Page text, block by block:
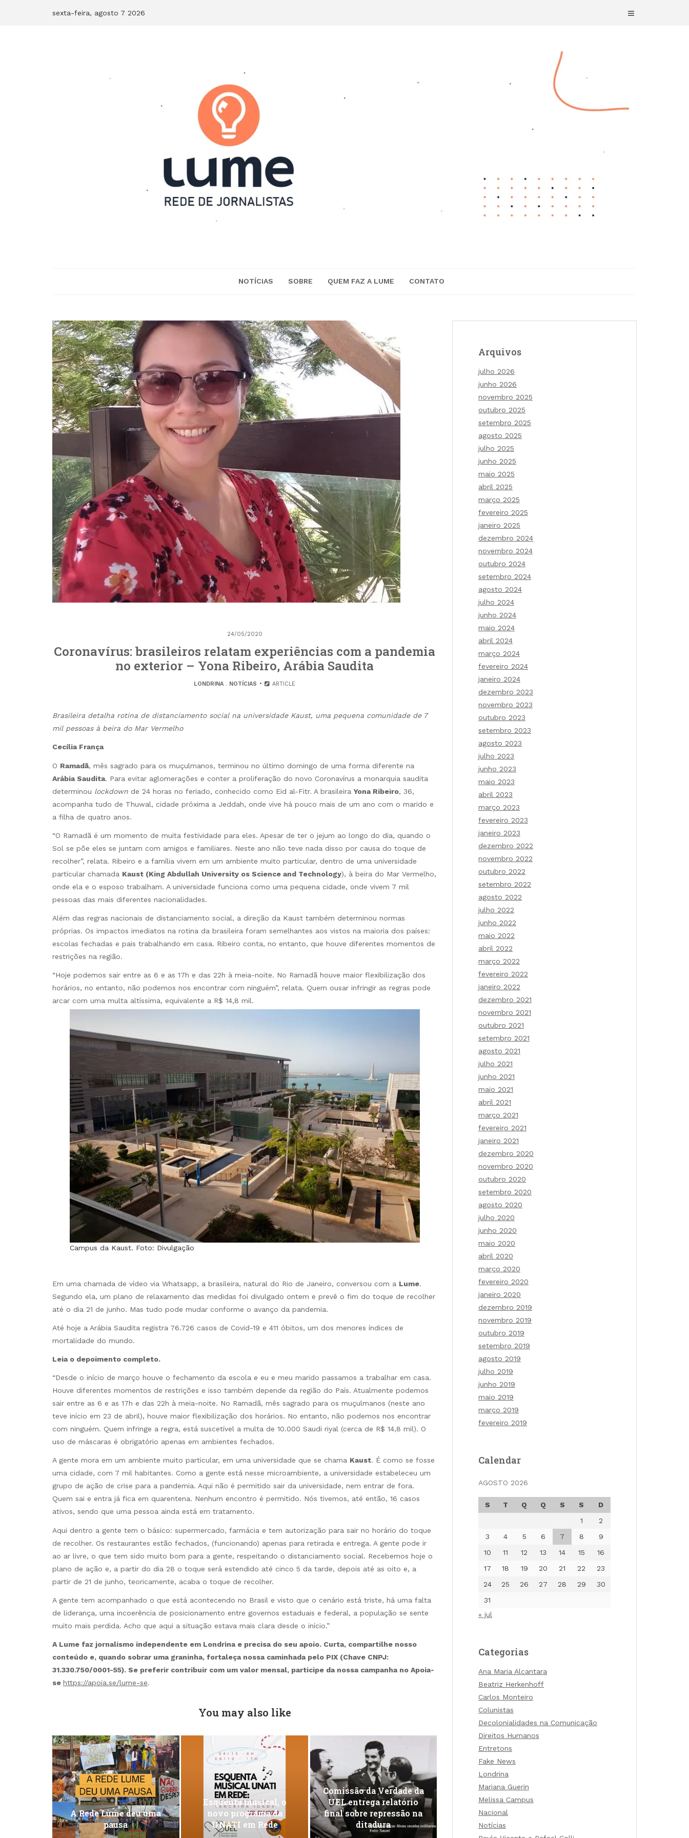
sexta-feira, agosto 7 2026
NOTÍCIAS SOBRE QUEM FAZ A LUME CONTATO
24/05/2020
Coronavírus: brasileiros relatam experiências com a pandemia
no exterior – Yona Ribeiro, Arábia Saudita
LONDRINA. NOTÍCIAS ARTICLE
Brasileira detalha rotina de distanciamento social na universidade Kaust, uma pequena comunidade de 7
mil pessoas à beira do Mar Vermelho
Cecília França
O Ramadã, mês sagrado para os muçulmanos, terminou no último domingo de uma forma diferente na
Arábia Saudita. Para evitar aglomerações e conter a proliferação do novo Coronavírus a monarquia saudita
determinou lockdown de 24 horas no feriado, conhecido como Eid al-Fitr. A brasileira Yona Ribeiro, 36,
acompanha tudo de Thuwal, cidade próxima a Jeddah, onde vive há pouco mais de um ano com o marido e
a filha de quatro anos.
“O Ramadã é um momento de muita festividade para eles. Apesar de ter o jejum ao longo do dia, quando o
Sol se põe eles se juntam com amigos e familiares. Neste ano não teve nada disso por causa do toque de
recolher”, relata. Ribeiro e a família vivem em um ambiente muito particular, dentro de uma universidade
particular chamada Kaust (King Abdullah University os Science and Technology), à beira do Mar Vermelho,
onde ela e o esposo trabalham. A universidade funciona como uma pequena cidade, onde vivem 7 mil
pessoas das mais diferentes nacionalidades.
Além das regras nacionais de distanciamento social, a direção da Kaust também determinou normas
próprias. Os impactos imediatos na rotina da brasileira foram semelhantes aos vistos na maioria dos países:
escolas fechadas e pais trabalhando em casa. Ribeiro conta, no entanto, que houve diferentes momentos de
restrições na região.
“Hoje podemos sair entre as 6 e as 17h e das 22h à meia-noite. No Ramadã houve maior flexibilização dos
horários, no entanto, não podemos nos encontrar com ninguém”, relata. Quem ousar infringir as regras pode
arcar com uma multa altíssima, equivalente a R$ 14,8 mil.
Campus da Kaust. Foto: Divulgação
Em uma chamada de vídeo via Whatsapp, a brasileira, natural do Rio de Janeiro, conversou com a Lume.
Segundo ela, um plano de relaxamento das medidas foi divulgado ontem e prevê o fim do toque de recolher
até o dia 21 de junho. Mas tudo pode mudar conforme o avanço da pandemia.
Até hoje a Arábia Saudita registra 76.726 casos de Covid-19 e 411 óbitos, um dos menores índices de
mortalidade do mundo.
Leia o depoimento completo.
“Desde o início de março houve o fechamento da escola e eu e meu marido passamos a trabalhar em casa.
Houve diferentes momentos de restrições e isso também depende da região do País. Atualmente podemos
sair entre as 6 e as 17h e das 22h à meia-noite. No Ramadã, mês sagrado para os muçulmanos (neste ano
teve início em 23 de abril), houve maior flexibilização dos horários. No entanto, não podemos nos encontrar
com ninguém. Quem infringe a regra, está suscetível a multa de 10.000 Saudi riyal (cerca de R$ 14,8 mil). O
uso de máscaras é obrigatório apenas em ambientes fechados.
A gente mora em um ambiente muito particular, em uma universidade que se chama Kaust. É como se fosse
uma cidade, com 7 mil habitantes. Como a gente está nesse microambiente, a universidade estabeleceu um
grupo de ação de crise para a pandemia. Aqui não é permitido sair da universidade, nem entrar de fora.
Quem sai e entra já fica em quarentena. Nenhum encontro é permitido. Nós tivemos, até então, 16 casos
ativos, sendo que uma pessoa ainda está em tratamento.
Aqui dentro a gente tem o básico: supermercado, farmácia e tem autorização para sair no horário do toque
de recolher. Os restaurantes estão fechados, (funcionando) apenas para retirada e entrega. A gente pode ir
ao ar livre, o que tem sido muito bom para a gente, respeitando o distanciamento social. Recebemos hoje o
plano de ação e, a partir do dia 28 o toque será estendido até cinco 5 da tarde, depois até as oito e, a
partir de 21 de junho, teoricamente, acaba o toque de recolher.
A gente tem acompanhado o que está acontecendo no Brasil e visto que o cenário está triste, há uma falta
de liderança, uma incoerência de posicionamento entre governos estaduais e federal, a população se sente
muito mais perdida. Acho que aqui a situação estava mais clara desde o início.”
A Lume faz jornalismo independente em Londrina e precisa do seu apoio. Curta, compartilhe nosso
conteúdo e, quando sobrar uma graninha, fortaleça nossa caminhada pelo PIX (Chave CNPJ:
31.330.750/0001-55). Se preferir contribuir com um valor mensal, participe da nossa campanha no Apoia-
se https://apoia.se/lume-se.
You may also like
A Rede Lume deu uma
pausa
Esquenta musical, o
novo programa da
UNATI em Rede
Comissão da Verdade da
UEL entrega relatório
final sobre repressão na
ditadura
Arquivos
julho 2026
junho 2026
novembro 2025
outubro 2025
setembro 2025
agosto 2025
julho 2025
junho 2025
maio 2025
abril 2025
março 2025
fevereiro 2025
janeiro 2025
dezembro 2024
novembro 2024
outubro 2024
setembro 2024
agosto 2024
julho 2024
junho 2024
maio 2024
abril 2024
março 2024
fevereiro 2024
janeiro 2024
dezembro 2023
novembro 2023
outubro 2023
setembro 2023
agosto 2023
julho 2023
junho 2023
maio 2023
abril 2023
março 2023
fevereiro 2023
janeiro 2023
dezembro 2022
novembro 2022
outubro 2022
setembro 2022
agosto 2022
julho 2022
junho 2022
maio 2022
abril 2022
março 2022
fevereiro 2022
janeiro 2022
dezembro 2021
novembro 2021
outubro 2021
setembro 2021
agosto 2021
julho 2021
junho 2021
maio 2021
abril 2021
março 2021
fevereiro 2021
janeiro 2021
dezembro 2020
novembro 2020
outubro 2020
setembro 2020
agosto 2020
julho 2020
junho 2020
maio 2020
abril 2020
março 2020
fevereiro 2020
janeiro 2020
dezembro 2019
novembro 2019
outubro 2019
setembro 2019
agosto 2019
julho 2019
junho 2019
maio 2019
março 2019
fevereiro 2019
Calendar
AGOSTO 2026
S T Q Q S S
D
1
2
3
4 5 6 7 8
9
10
11 12 13 14 15
16
17
18 19 20 21 22
23
24
25 26 27 28 29
30
31
« jul
Categorias
Ana Maria Alcantara
Beatriz Herkenhoff
Carlos Monteiro
Colunistas
Decolonialidades na Comunicação
Direitos Humanos
Entretons
Fake News
Londrina
Mariana Guerin
Melissa Campus
Nacional
Notícias